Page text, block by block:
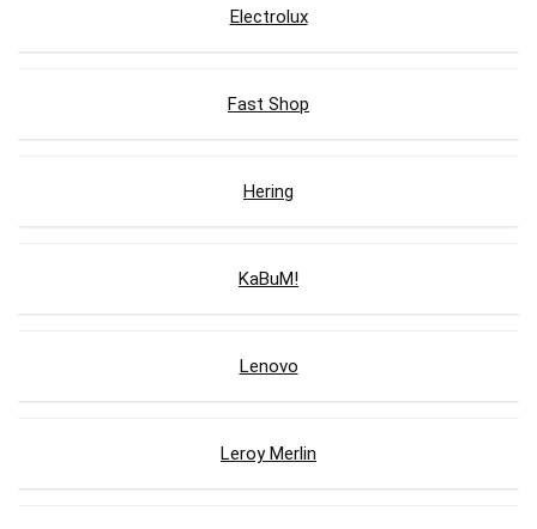
Electrolux
Fast Shop
Hering
KaBuM!
Lenovo
Leroy Merlin